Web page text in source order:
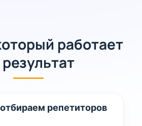
работает
репетиторов